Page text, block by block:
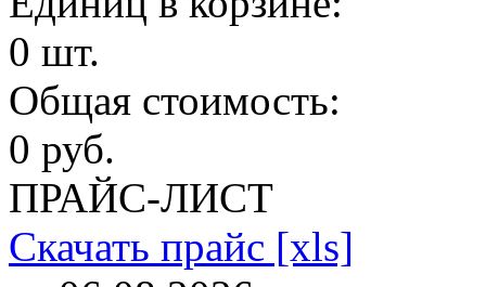
0 шт.
Общая стоимость:
0 руб.
ПРАЙС-ЛИСТ
Скачать прайс [xls]